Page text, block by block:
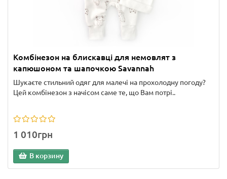
Комбінезон на блискавці для немовлят з
капюшоном та шапочкою Savannah
Шукаєте стильний одяг для малечі на прохолодну погоду?
Цей комбінезон з начісом саме те, що Вам потрі..
1 010грн
В корзину